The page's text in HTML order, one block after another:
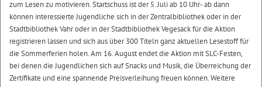
zum Lesen zu motivieren. Startschuss ist der 5. Juli ab 10 Uhr- ab dann
können interessierte Jugendliche sich in der Zentralbibliothek oder in der
Stadtbibliothek Vahr oder in der Stadtbibliothek Vegesack für die Aktion
registrieren lassen und sich aus über 300 Titeln ganz aktuellen Lesestoff für
die Sommerferien holen. Am 16. August endet die Aktion mit SLC-Festen,
bei denen die Jugendlichen sich auf Snacks und Musik, die Überreichung der
Zertifikate und eine spannende Preisverleihung freuen können. Weitere